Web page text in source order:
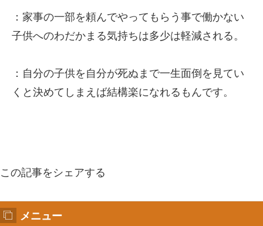
：家事の一部を頼んでやってもらう事で働かない
子供へのわだかまる気持ちは多少は軽減される。
：自分の子供を自分が死ぬまで一生面倒を見てい
くと決めてしまえば結構楽になれるもんです。
この記事をシェアする
メニュー